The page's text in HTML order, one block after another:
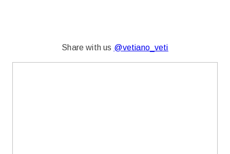
Share with us @vetiano_veti